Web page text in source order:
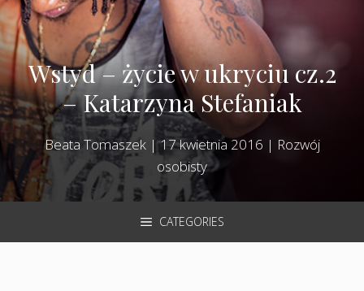
Wstyd – życie w ukryciu cz.2
– Katarzyna Stefaniak
Beata Tomaszek|17 kwietnia 2016 | Rozwój
osobisty
CATEGORIES